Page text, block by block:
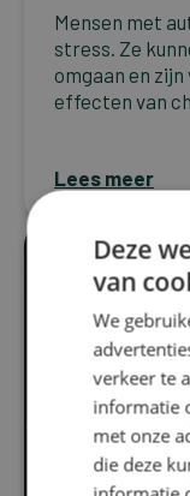
Mensen met
stress. Ze
omgaan en
effecten van
Lees meer
Deze
van
We
verkeer te
informatie
met onze
die deze